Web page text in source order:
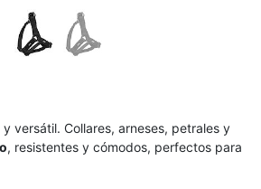
versátil. Collares, arneses, petrales y
, resistentes y cómodos, perfectos para